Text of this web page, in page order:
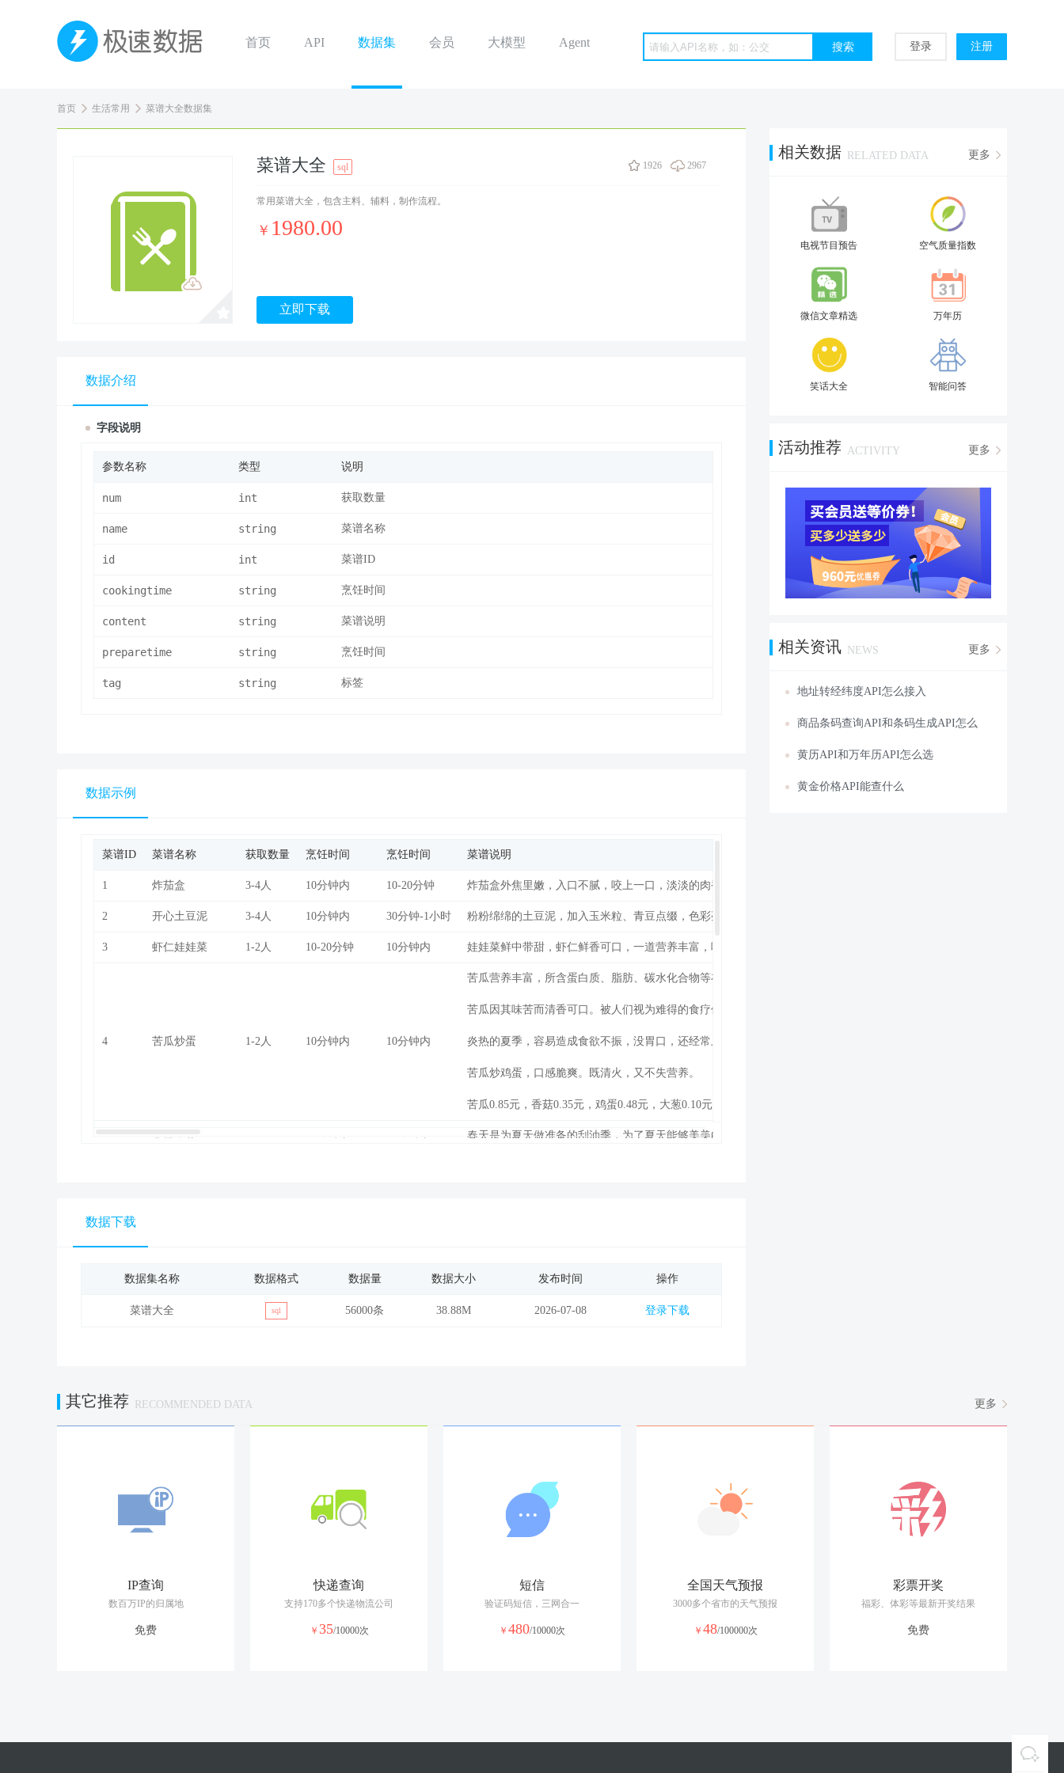
首页 API 数据集 会员 大模型 Agent 登录 注册
首页 生活常用 菜谱大全数据集
菜谱大全 sql 1926 2967
常用菜谱大全，包含主料、辅料，制作流程。
￥ 1980.00
立即下载
数据介绍
字段说明
参数名称 类型 说明
num int 获取数量
name string 菜谱名称
id int 菜谱ID
cookingtime string 烹饪时间
content string 菜谱说明
preparetime string 烹饪时间
tag string 标签
数据示例
菜谱ID 菜谱名称 获取数量 烹饪时间 烹饪时间 菜谱说明
1 炸茄盒 3-4人 10分钟内 10-20分钟 炸茄盒外焦里嫩，入口不腻，咬上一口，淡淡的肉香和茄子的清香同时浮现，让人心动不已。
2 开心土豆泥 3-4人 10分钟内 30分钟-1小时 粉粉绵绵的土豆泥，加入玉米粒、青豆点缀，色彩亮丽清新，而火腿肠更是增加了口感，造型圆圆的，十分的可爱哦！
3 虾仁娃娃菜 1-2人 10-20分钟 10分钟内 娃娃菜鲜中带甜，虾仁鲜香可口，一道营养丰富，味道清新的虾仁娃娃菜，可是老少皆宜的哦!
4 苦瓜炒蛋 1-2人 10分钟内 10分钟内
苦瓜营养丰富，所含蛋白质、脂肪、碳水化合物等在瓜类蔬菜中较高，特别是维生素C含量，每百克高达84毫克，约为
苦瓜因其味苦而清香可口。被人们视为难得的食疗佳蔬。我国民间自古就有“苦味能清热”、“苦味能健胃”之说。中医认
炎热的夏季，容易造成食欲不振，没胃口，还经常上火。苦瓜炒鸡蛋，带有淡淡的苦味，清香可口，最适合出现在炎炎夏
苦瓜炒鸡蛋，口感脆爽。既清火，又不失营养。
苦瓜0.85元，香菇0.35元，鸡蛋0.48元，大葱0.10元，洋葱0.10元，红椒0.15元。
春天是为夏天做准备的刮油季，为了夏天能够美美的穿上漂亮的花裙子，让我们一起来狠狠的刮油吧。
冬瓜排骨汤 1-2人 30分钟-1小时
但是鱼鱼知道自己有小肚腩了，已经姑息了它一年了
不过鱼鱼的减肥餐还是很丰富很美味很营养的，所以减的速度也不快
每个人做菜的方法和技巧是不同的，同样的菜蔬在每个人的手里做出来的味道都是不同的，且口感和味道相差很多。每个
我这里是矿区粉尘多，环境差，木耳可以常有。做个清淡点的，清新点的，那就用酱油、醋来做，拒绝辛辣。为了点缀还
醋溜白菜，是北方人经常吃的一道菜，尤其是在多年前的冬天。那时，没有大棚菜，冬天，家家每天佐餐的基本上都是
胭脂冬瓜 10分钟内 准备学做广式月饼，昨天熬了转化糖浆，结果熬过头了，冷却之后都硬了，失败。。。本来买了些冬瓜准备做月饼馅的
海带豆腐减肥汤
几乎家家会做的海带豆腐汤，虽然简单，功效却不可小觑，它可以使排毒减肥变得事半功倍。味道清淡的豆腐与滋味鲜
数据下载
数据集名称 数据格式 数据量 数据大小 发布时间 操作
菜谱大全 sql 56000条 38.88M 2026-07-08 登录下载
相关数据 RELATED DATA 更多
电视节目预告 空气质量指数
微信文章精选 万年历
笑话大全 智能问答
活动推荐 ACTIVITY 更多
相关资讯 NEWS 更多
地址转经纬度API怎么接入
商品条码查询API和条码生成API怎么
黄历API和万年历API怎么选
黄金价格API能查什么
其它推荐 RECOMMENDED DATA 更多
IP查询
数百万IP的归属地
免费
快递查询
支持170多个快递物流公司
￥ 35/10000次
短信
验证码短信，三网合一
￥ 480/10000次
全国天气预报
3000多个省市的天气预报
￥ 48/100000次
彩票开奖
福彩、体彩等最新开奖结果
免费